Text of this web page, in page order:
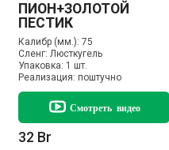
ПИОН+ЗОЛОТОЙ
ПЕСТИК
Калибр (мм.): 75
Сленг: Люсткугель
Упаковка: 1 шт.
Реализация: поштучно
Смотреть видео
32 Br